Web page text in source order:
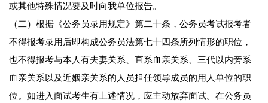
或其他特殊情况要及时向我单位报告。
（二）根据《公务员录用规定》第二十条，公务员考试报考者
不得报考录用后即构成公务员法第七十四条所列情形的职位，
也不得报考与本人有夫妻关系、直系血亲关系、三代以内旁系
血亲关系以及近姻亲关系的人员担任领导成员的用人单位的职
位。如进入面试考生有上述情况，应主动放弃面试。在公务员